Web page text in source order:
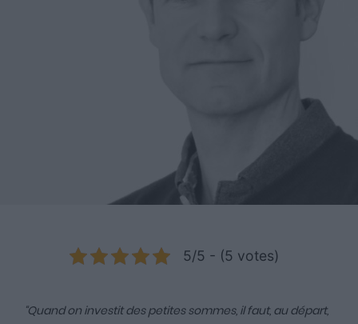
5/5 - (5 votes)
“Quand on investit des petites sommes, il faut, au départ,